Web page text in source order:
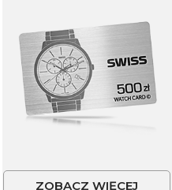
ZOBACZ WIĘCEJ